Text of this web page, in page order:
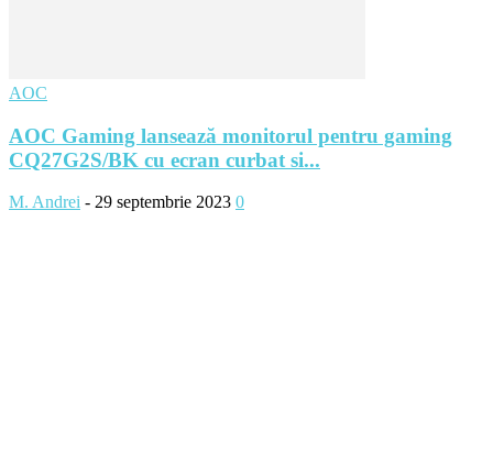
AOC
AOC Gaming lansează monitorul pentru gaming
CQ27G2S/BK cu ecran curbat si...
M. Andrei - 29 septembrie 2023 0